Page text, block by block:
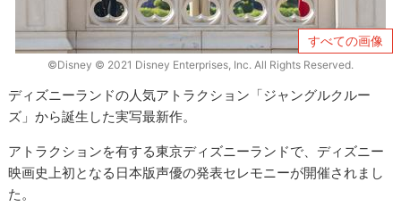
すべての画像
©Disney © 2021 Disney Enterprises, Inc. All Rights Reserved.
ディズニーランドの人気アトラクション「ジャングルクルー
ズ」から誕生した実写最新作。
アトラクションを有する東京ディズニーランドで、ディズニー
映画史上初となる日本版声優の発表セレモニーが開催されまし
た。